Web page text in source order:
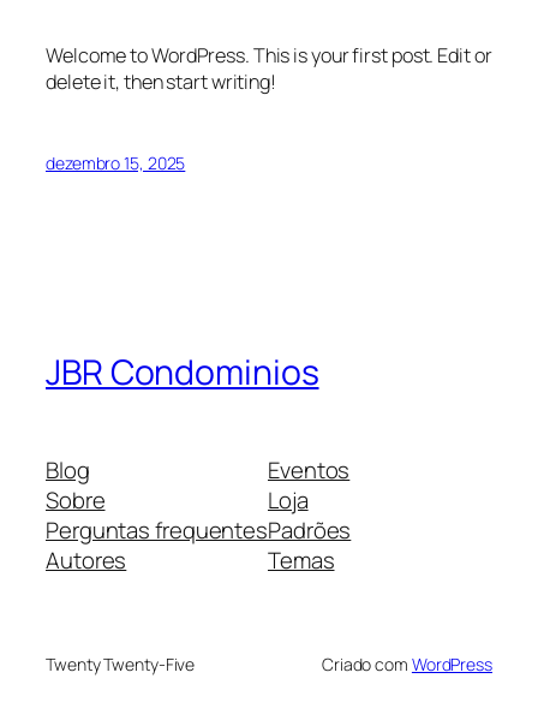
Welcome to WordPress. This is your first post. Edit or
delete it, then start writing!
dezembro 15, 2025
JBR Condominios
Blog
Sobre
Perguntas frequentes
Autores
Eventos
Loja
Padrões
Temas
Twenty Twenty-Five Criado com WordPress